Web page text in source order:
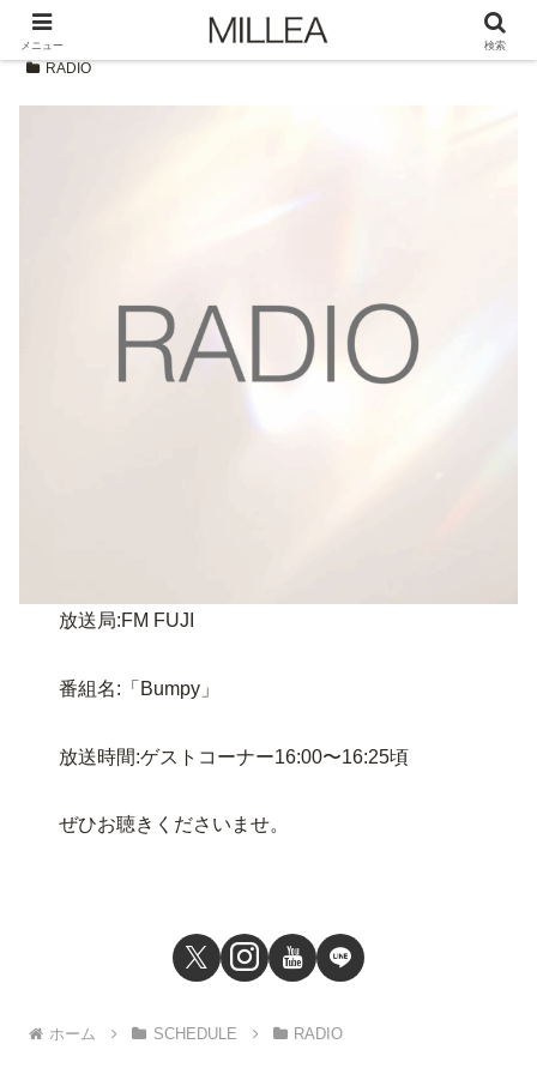
RADIO
放送局:FM FUJI
番組名:「Bumpy」
放送時間:ゲストコーナー16:00〜16:25頃
ぜひお聴きくださいませ。
ホーム SCHEDULE RADIO
メニュー 検索